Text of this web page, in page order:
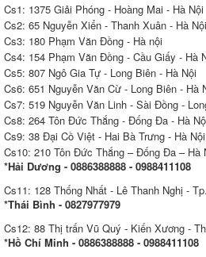
Cs1: 1375 Giải Phóng - Hoàng Mai - Hà Nội
Cs2: 65 Nguyễn Xiển - Thanh Xuân - Hà Nội
Cs3: 180 Phạm Văn Đồng - Hà nội
Cs4: 154 Phạm Văn Đồng - Cầu Giấy - Hà
Cs5: 807 Ngô Gia Tự - Long Biên - Hà Nội
Cs6: 651 Nguyễn Văn Cừ - Long Biên - Hà
Cs7: 519 Nguyễn Văn Linh - Sài Đồng -
Cs8: 264 Tôn Đức Thắng - Đống Đa - Hà
Cs9: 38 Đại Cồ Việt - Hai Bà Trưng - Hà Nội
Cs10: 210 Tôn Đức Thắng – Đống Đa – Hà
*Hải Dương - 0886388888 - 0988411108
Cs11: 128 Thống Nhất - Lê Thanh Nghị -
*Thái Bình - 0827977979
Cs12: 88 Thị trấn Vũ Quý - Kiến Xương -
*Hồ Chí Minh - 0886388888 - 0988411108